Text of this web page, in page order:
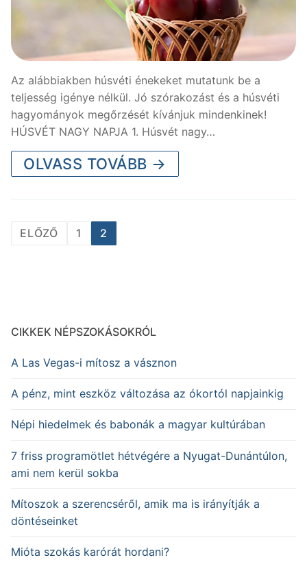
Az alábbiakben húsvéti énekeket mutatunk be a
teljesség igénye nélkül. Jó szórakozást és a húsvéti
hagyományok megőrzését kívánjuk mindenkinek!
HÚSVÉT NAGY NAPJA 1. Húsvét nagy…
OLVASS TOVÁBB →
Bejegyzések
ELŐZŐ 1 2
CIKKEK NÉPSZOKÁSOKRÓL
A Las Vegas-i mítosz a vásznon
A pénz, mint eszköz változása az ókortól napjainkig
Népi hiedelmek és babonák a magyar kultúrában
7 friss programötlet hétvégére a Nyugat-Dunántúlon,
ami nem kerül sokba
Mítoszok a szerencséről, amik ma is irányítják a
döntéseinket
Mióta szokás karórát hordani?